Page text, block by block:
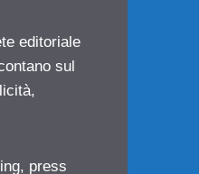
editoriale
sul
press